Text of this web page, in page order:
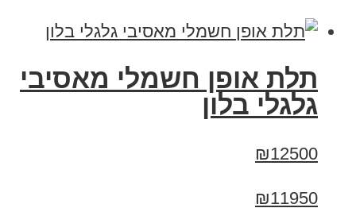
תלת אופן חשמלי מאסיבי
גלגלי בלון
₪12500
₪11950